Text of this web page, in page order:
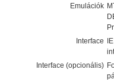
Emulációk
Interface
Interface (opcionális)